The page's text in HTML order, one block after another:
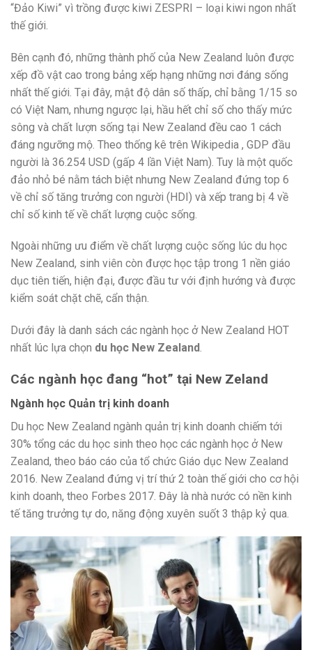
“Đảo Kiwi” vì trồng được kiwi ZESPRI – loại kiwi ngon nhất
thế giới.
Bên cạnh đó, những thành phố của New Zealand luôn được
xếp đồ vật cao trong bảng xếp hạng những nơi đáng sống
nhất thế giới. Tại đây, mật độ dân số thấp, chỉ bằng 1/15 so
có Việt Nam, nhưng ngược lại, hầu hết chỉ số cho thấy mức
sông và chất lượn sống tại New Zealand đều cao 1 cách
đáng ngưỡng mộ. Theo thống kê trên Wikipedia , GDP đầu
người là 36.254 USD (gấp 4 lần Việt Nam). Tuy là một quốc
đảo nhỏ bé nằm tách biệt nhưng New Zealand đứng top 6
về chỉ số tăng trưởng con người (HDI) và xếp trang bị 4 về
chỉ số kinh tế về chất lượng cuộc sống.
Ngoài những ưu điểm về chất lượng cuộc sống lúc du học
New Zealand, sinh viên còn được học tập trong 1 nền giáo
dục tiên tiến, hiện đại, được đầu tư với định hướng và được
kiểm soát chặt chẽ, cẩn thận.
Dưới đây là danh sách các ngành học ở New Zealand HOT
nhất lúc lựa chọn du học New Zealand.
Các ngành học đang “hot” tại New Zeland
Ngành học Quản trị kinh doanh
Du học New Zealand ngành quản trị kinh doanh chiếm tới
30% tổng các du học sinh theo học các ngành học ở New
Zealand, theo báo cáo của tổ chức Giáo dục New Zealand
2016. New Zealand đứng vị tríthứ 2 toàn thế giới cho cơ hội
kinh doanh, theo Forbes 2017. Đây là nhà nước có nền kinh
tếtăng trưởng tự do, năng động xuyên suốt 3 thập kỷ qua.